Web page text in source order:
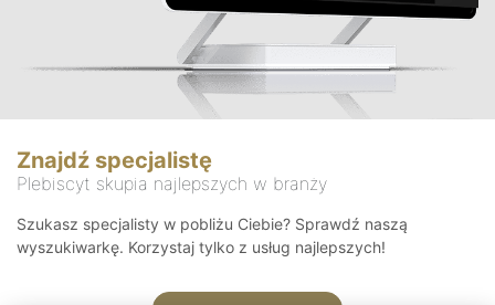
Znajdź specjalistę
Plebiscyt skupia najlepszych w branży
Szukasz specjalisty w pobliżu Ciebie? Sprawdź naszą
wyszukiwarkę. Korzystaj tylko z usług najlepszych!